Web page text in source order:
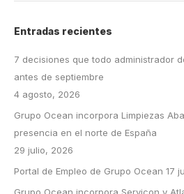
Entradas recientes
7 decisiones que todo administrador
antes de septiembre
4 agosto, 2026
Grupo Ocean incorpora Limpiezas
presencia en el norte de España
29 julio, 2026
Portal de Empleo de Grupo Ocean 17
Grupo Ocean incorpora Servicon y